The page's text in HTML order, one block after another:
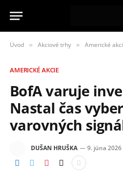
Úvod » Akciové trhy » Americké
AMERICKÉ AKCIE
BofA varuje
Nastal čas
varovných
DUŠAN HRUŠKA 9. júna 2026